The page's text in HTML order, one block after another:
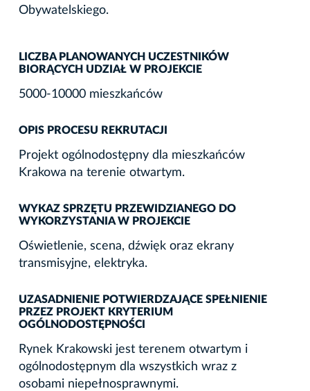
Obywatelskiego.
LICZBA PLANOWANYCH UCZESTNIKÓW
BIORĄCYCH UDZIAŁ W PROJEKCIE
5000-10000 mieszkańców
OPIS PROCESU REKRUTACJI
Projekt ogólnodostępny dla mieszkańców
Krakowa na terenie otwartym.
WYKAZ SPRZĘTU PRZEWIDZIANEGO DO
WYKORZYSTANIA W PROJEKCIE
Oświetlenie, scena, dźwięk oraz ekrany
transmisyjne, elektryka.
UZASADNIENIE POTWIERDZAJĄCE SPEŁNIENIE
PRZEZ PROJEKT KRYTERIUM
OGÓLNODOSTĘPNOŚCI
Rynek Krakowski jest terenem otwartym i
ogólnodostępnym dla wszystkich wraz z
osobami niepełnosprawnymi.